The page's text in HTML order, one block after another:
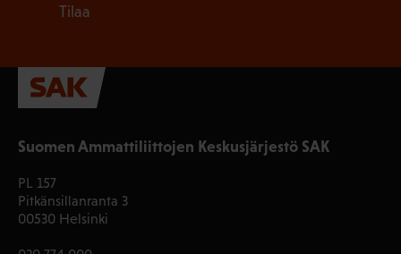
Suomen Ammattiliittojen Keskusjärjestö SAK
PL 157
Pitkänsillanranta 3
00530 Helsinki
Tilaa